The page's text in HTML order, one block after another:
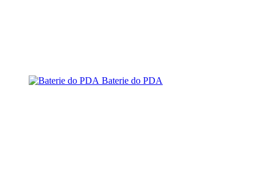
Baterie do PDA